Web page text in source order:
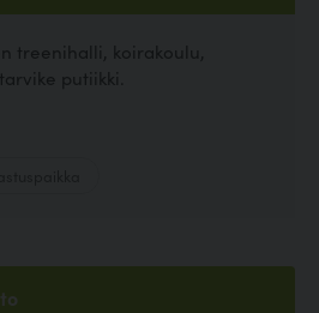
treenihalli, koirakoulu,
putiikki.